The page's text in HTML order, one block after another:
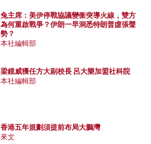
兔主席：美伊停戰協議變衝突導火線，雙方
為何重啟戰爭？伊朗一早洞悉特朗普虛張聲
勢？
本社編輯部
梁鏡威獲任方大副校長 呂大樂加盟社科院
本社編輯部
香港五年規劃須提前布局大鵬灣
來文